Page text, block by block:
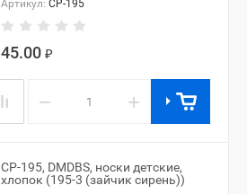
Артикул: CP-195
45.00 ₽
− +
CP-195, DMDBS, носки детские,
хлопок (195-3 (зайчик сирень))